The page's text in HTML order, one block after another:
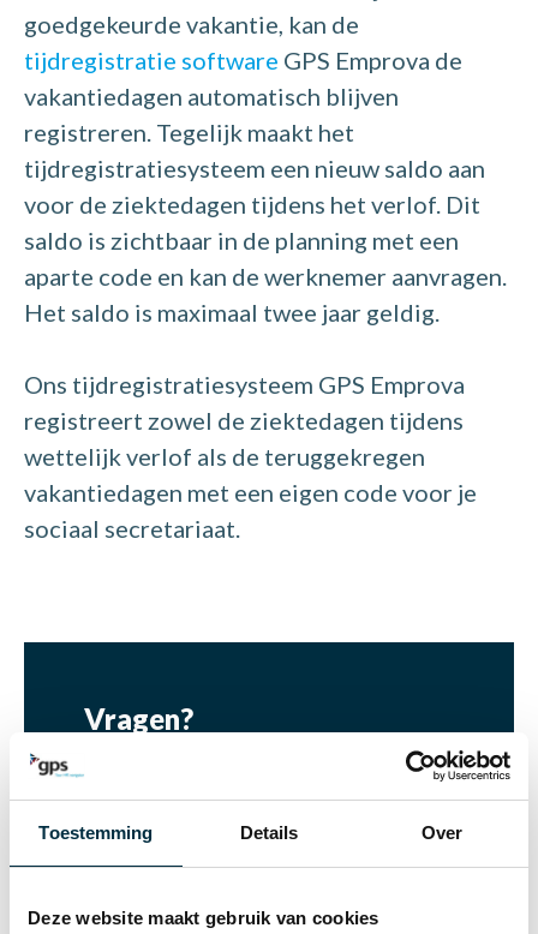
Toestemming Details Over
Deze website maakt gebruik van cookies
goedgekeurde vakantie, kan de
tijdregistratie software GPS Emprova de
vakantiedagen automatisch blijven
registreren. Tegelijk maakt het
tijdregistratiesysteem een nieuw saldo aan
voor de ziektedagen tijdens het verlof. Dit
saldo is zichtbaar in de planning met een
aparte code en kan de werknemer aanvragen.
Het saldo is maximaal twee jaar geldig.
Ons tijdregistratiesysteem GPS Emprova
registreert zowel de ziektedagen tijdens
wettelijk verlof als de teruggekregen
vakantiedagen met een eigen code voor je
sociaal secretariaat.
Vragen?
Wil je weten hoe je dit efficiënt in
je tijdregistratiesysteem kunt
verwerken? Ons team staat klaar